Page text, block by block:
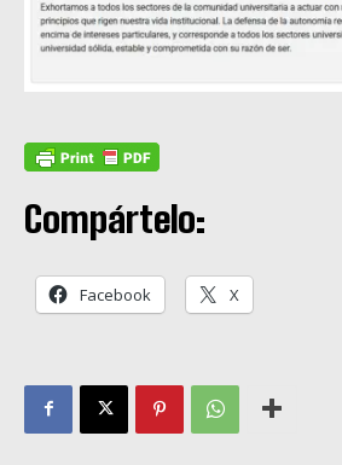
Compártelo:
Facebook X